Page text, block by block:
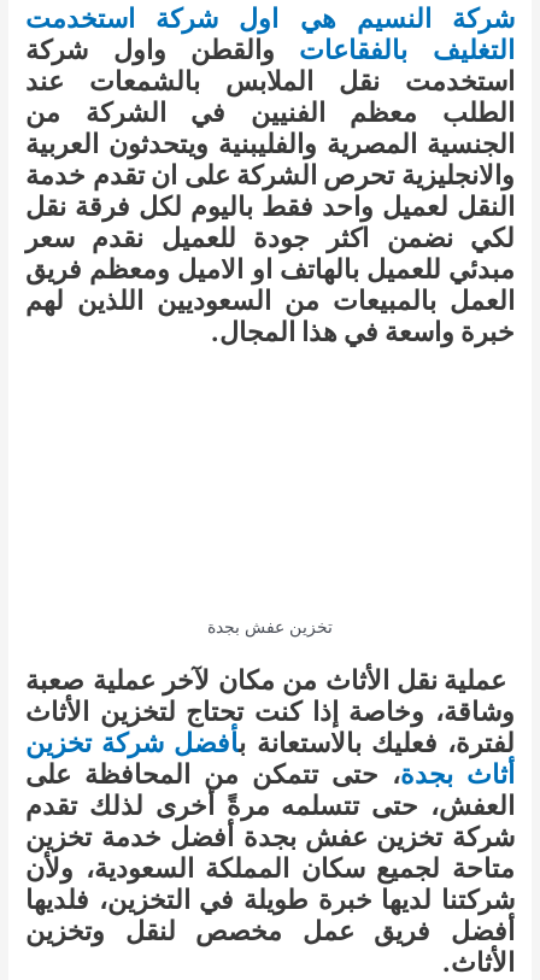
شركة النسيم هي اول شركة استخدمت
التغليف بالفقاعات والقطن واول شركة
استخدمت نقل الملابس بالشمعات عند
الطلب معظم الفنيين في الشركة من
الجنسية المصرية والفليبنية ويتحدثون العربية
والانجليزية تحرص الشركة على ان تقدم خدمة
النقل لعميل واحد فقط باليوم لكل فرقة نقل
لكي نضمن اكثر جودة للعميل نقدم سعر
مبدئي للعميل بالهاتف او الاميل ومعظم فريق
العمل بالمبيعات من السعوديين اللذين لهم
خبرة واسعة في هذا المجال.
تخزين عفش بجدة
عملية نقل الأثاث من مكان لآخر عملية صعبة
وشاقة، وخاصة إذا كنت تحتاج لتخزين الأثاث
لفترة، فعليك بالاستعانة بأفضل شركة تخزين
أثاث بجدة، حتى تتمكن من المحافظة على
العفش، حتى تتسلمه مرةً أخرى لذلك تقدم
شركة تخزين عفش بجدة أفضل خدمة تخزين
متاحة لجميع سكان المملكة السعودية، ولأن
شركتنا لديها خبرة طويلة في التخزين، فلديها
أفضل فريق عمل مخصص لنقل وتخزين
الأثاث.